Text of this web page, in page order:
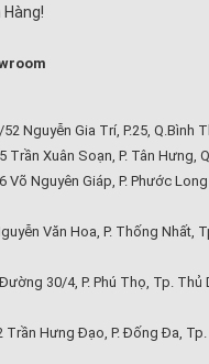
hợp với gia đình đông
trí nhiều thiết bị hiện đại
biến thể nâng cấp từ chữ
thường là đảo bếp hoặc
chữ G.
Hàng!
Nguyễn Gia Trí, P.25, Q.Bình
Trần Xuân Soạn, P. Tân Hưng,
Võ Nguyên Giáp, P. Phước
Văn Hoa, P. Thống Nhất,
30/4, P. Phú Thọ, Tp. Thủ
Hưng Đạo, P. Đống Đa, Tp.